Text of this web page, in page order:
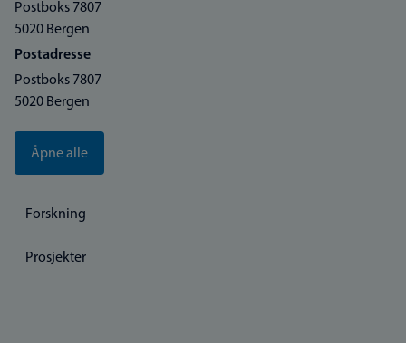
Postboks 7807
5020 Bergen
Postadresse
Postboks 7807
5020 Bergen
Åpne alle
Forskning
Prosjekter